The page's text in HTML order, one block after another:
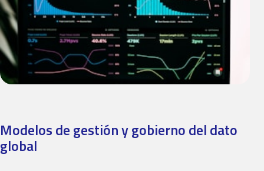
Modelos de gestión y gobierno del dato
global